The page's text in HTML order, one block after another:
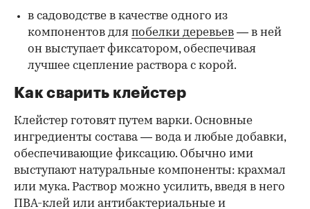
в садоводстве в качестве одного из
компонентов для побелки деревьев — в ней
он выступает фиксатором, обеспечивая
лучшее сцепление раствора с корой.
Как сварить клейстер
Клейстер готовят путем варки. Основные
ингредиенты состава — вода и любые добавки,
обеспечивающие фиксацию. Обычно ими
выступают натуральные компоненты: крахмал
или мука. Раствор можно усилить, введя в него
ПВА-клей или антибактериальные и